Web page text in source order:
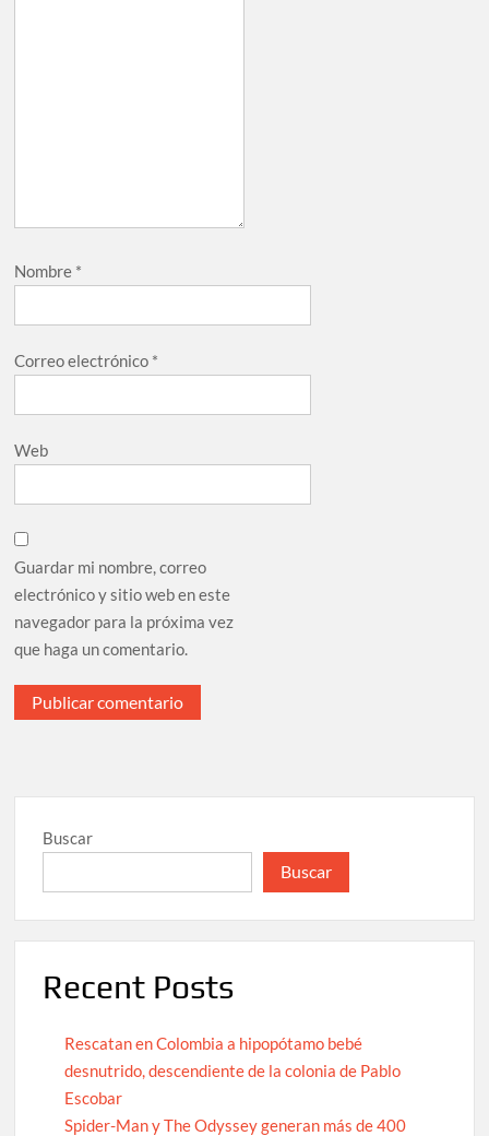
Nombre *
Correo electrónico *
Web
Guardar mi nombre, correo
electrónico y sitio web en este
navegador para la próxima vez
que haga un comentario.
Buscar
Buscar
Recent Posts
Rescatan en Colombia a hipopótamo bebé
desnutrido, descendiente de la colonia de Pablo
Escobar
Spider-Man y The Odyssey generan más de 400